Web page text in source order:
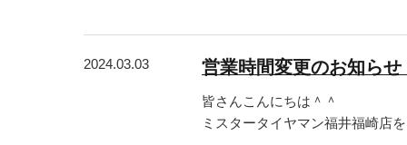
2024.03.03 営業時間変更のお知らせ
皆さんこんにちは＾＾
ミスタータイヤマン福井福崎店